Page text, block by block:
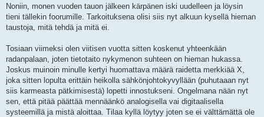
e
t
i
Noniin, monen vuoden tauon jälkeen kärpänen iski uudelleen ja löysin
tieni tällekin foorumille. Tarkoituksena olisi siis nyt alkuun kysellä hieman
taustoja, mitä tehdä ja mitä ei.
Tosiaan viimeksi olen viitisen vuotta sitten koskenut yhteenkään
radanpalaan, joten tietotaito nykymenon suhteen on hieman hukassa.
Joskus muinoin minulle kertyi huomattava määrä raidetta merkkiää X,
joka sitten lopulta erittäin heikolla sähkönjohtokyvyllään (puhutaaan nyt
siis karmeasta pätkimisestä) lopetti innostukseni. Ongelmana nään nyt
sen, että pitää päättää mennäänkö analogisella vai digitaalisella
systeemillä ja mistä aloittaa. Tilaa kyllä löytyy joten se ei välttämättä ole